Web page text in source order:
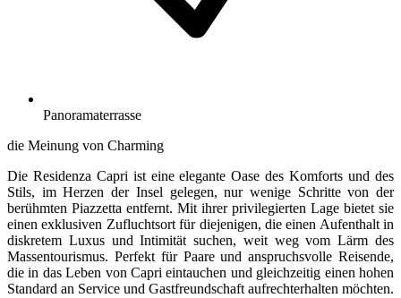
Panoramaterrasse
die Meinung von Charming
Die Residenza Capri ist eine elegante Oase des Komforts und des
Stils, im Herzen der Insel gelegen, nur wenige Schritte von der
berühmten Piazzetta entfernt. Mit ihrer privilegierten Lage bietet sie
einen exklusiven Zufluchtsort für diejenigen, die einen Aufenthalt in
diskretem Luxus und Intimität suchen, weit weg vom Lärm des
Massentourismus. Perfekt für Paare und anspruchsvolle Reisende,
die in das Leben von Capri eintauchen und gleichzeitig einen hohen
Standard an Service und Gastfreundschaft aufrechterhalten möchten.